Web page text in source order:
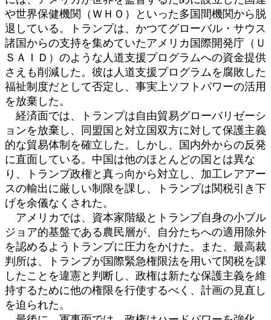
や世界保健機関（ＷＨＯ）といった多国間機関から脱
退している。トランプは、かつてグローバル・サウス
諸国からの支持を集めていたアメリカ国際開発庁（Ｕ
ＳＡＩＤ）のような人道支援プログラムへの資金提供
さえも削減した。彼は人道支援プログラムを腐敗した
福祉制度だとして否定し、事実上ソフトパワーの活用
を放棄した。
経済面では、トランプは自由貿易グローバリゼーシ
ョンを放棄し、同盟国と対立国双方に対して保護主義
的な貿易体制を確立した。しかし、国内外からの反発
に直面している。中国は他のほとんどの国とは異な
り、トランプ政権と真っ向から対立し、加工レアアー
スの輸出に厳しい制限を課し、トランプは関税引き下
げを余儀なくされた。
アメリカでは、資本家階級とトランプ自身の小ブル
ジョア的基盤である農民層が、自分たちへの適用除外
を認めるようトランプに圧力をかけた。また、最高裁
判所は、トランプが国際緊急権限法を用いて関税を課
したことを違憲と判断し、政権は新たな保護主義を維
持するために他の権限を行使するべく、計画の見直し
を迫られた。